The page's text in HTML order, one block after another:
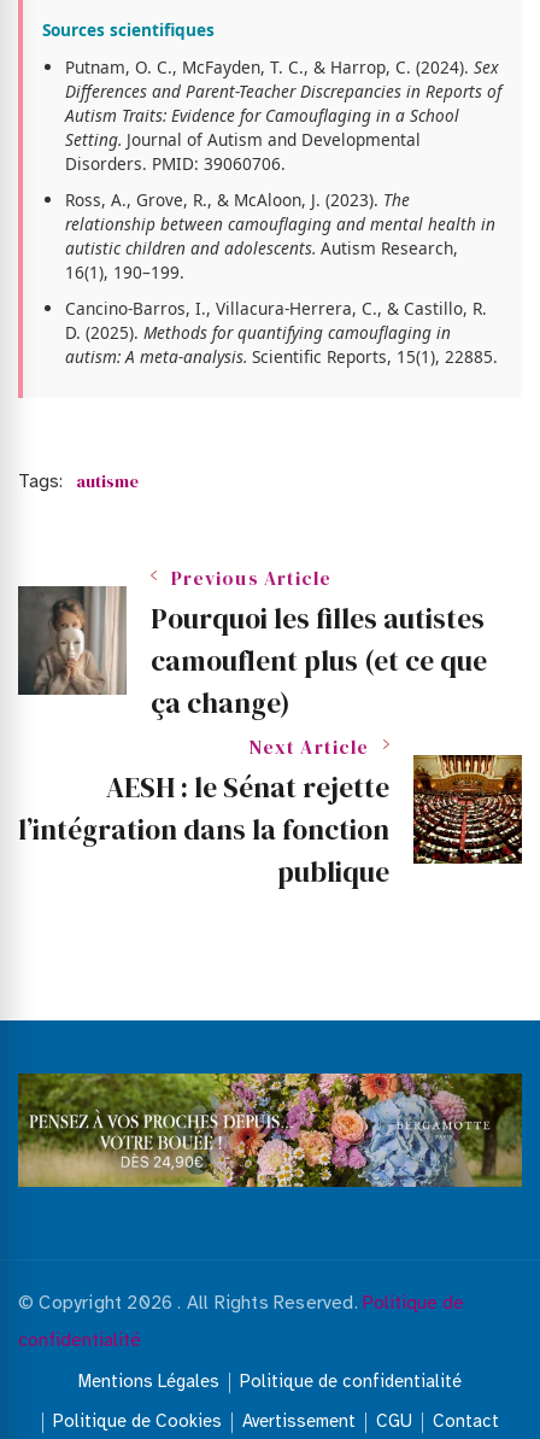
Sources scientifiques
Putnam, O. C., McFayden, T. C., & Harrop, C. (2024).Sex
Differences and Parent-Teacher Discrepancies in Reports of
Autism Traits: Evidence for Camouflaging in a School
Setting. Journal of Autism and Developmental
Disorders. PMID: 39060706.
Ross, A., Grove, R., & McAloon, J. (2023). The
relationship between camouflaging and mental health in
autistic children and adolescents. Autism Research,
16(1), 190–199.
Cancino-Barros, I., Villacura-Herrera, C., & Castillo, R.
D. (2025).Methods for quantifying camouflaging in
autism: A meta-analysis. Scientific Reports, 15(1), 22885.
Tags: autisme
Post
Navigation
Previous Article
Pourquoi les filles autistes
camouflent plus (et ce que
ça change)
Next Article
AESH : le Sénat rejette
l’intégration dans la fonction
publique
© Copyright 2026. All Rights Reserved.Politique de
confidentialité
Mentions Légales
Politique de confidentialité
Politique de Cookies
Avertissement CGU Contact